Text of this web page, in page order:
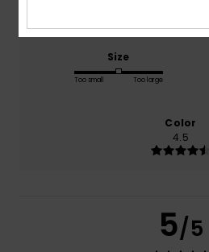
Size
Too small Too large
Color
4.5
5/5